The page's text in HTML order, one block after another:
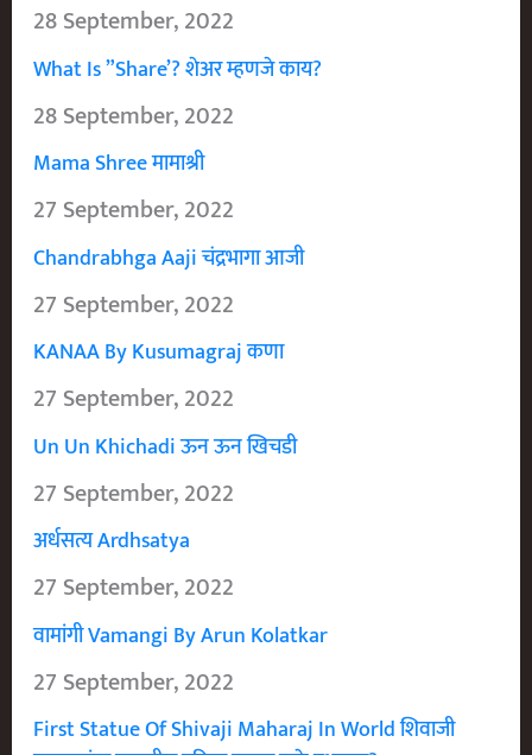
28 September, 2022
What Is ”Share’? शेअर म्हणजे काय?
28 September, 2022
Mama Shree मामाश्री
27 September, 2022
Chandrabhga Aaji चंद्रभागा आजी
27 September, 2022
KANAA By Kusumagraj कणा
27 September, 2022
Un Un Khichadi ऊन ऊन खिचडी
27 September, 2022
अर्धसत्य Ardhsatya
27 September, 2022
वामांगी Vamangi By Arun Kolatkar
27 September, 2022
First Statue Of Shivaji Maharaj In World शिवाजी